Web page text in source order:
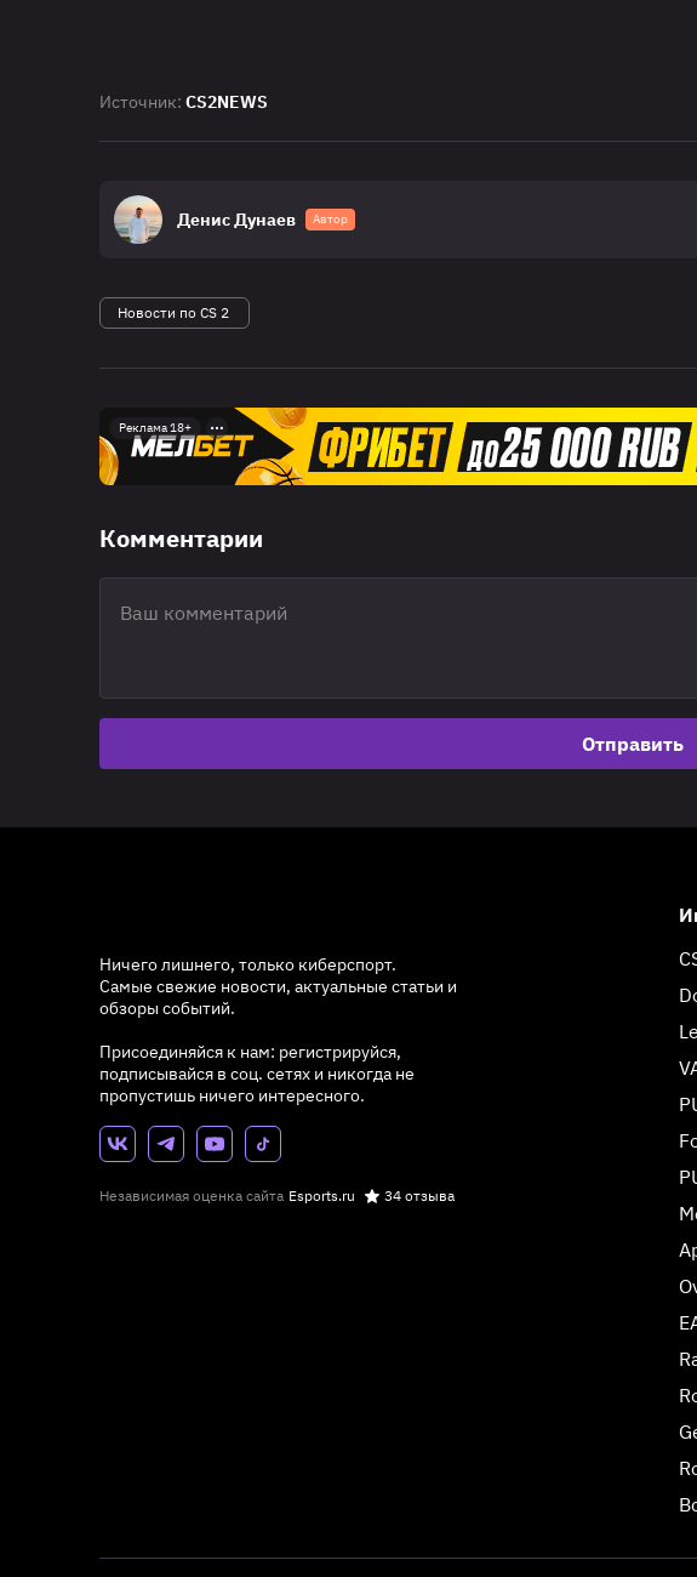
Источник: CS2NEWS
Денис Дунаев Автор
Новости по CS 2
Реклама 18+
Комментарии
Отправить
Ничего лишнего, только киберспорт.
Самые свежие новости, актуальные статьи и
обзоры событий.
Присоединяйся к нам: регистрируйся,
подписывайся в соц. сетях и никогда не
пропустишь ничего интересного.
Независимая оценка сайта Esports.ru 34 отзыва